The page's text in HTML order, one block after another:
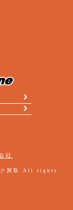
社
買取
All rights